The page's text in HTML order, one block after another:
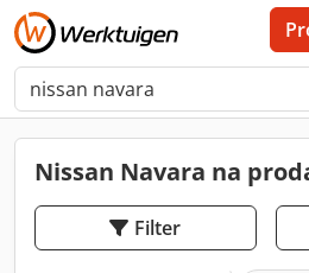
Nissan Navara na
Filter